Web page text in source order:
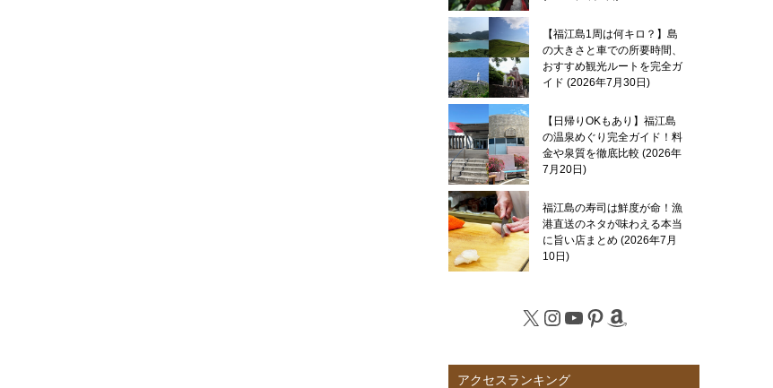
【福江島1周は何キロ？】島
の大きさと車での所要時間、
おすすめ観光ルートを完全ガ
イド 2026年7月30日
【日帰りOKもあり】福江島
の温泉めぐり完全ガイド！料
金や泉質を徹底比較 2026年
7月20日
福江島の寿司は鮮度が命！漁
港直送のネタが味わえる本当
に旨い店まとめ 2026年7月
10日
X Instagram
YouTube
Pinterest
Amazon
アクセスランキング